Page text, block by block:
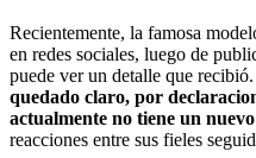
Recientemente, la famosa
en redes sociales, luego de
puede ver un detalle que recibió.
quedado claro, por
actualmente no tiene un
reacciones entre sus fieles